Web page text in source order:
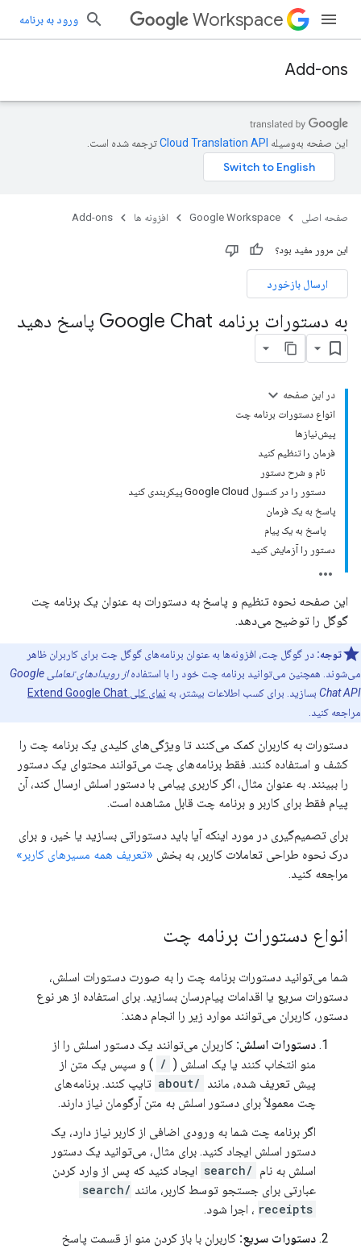
Workspace ورود به برنامه
Add-ons
این صفحه به‌وسیله ترجمه شده است.
صفحه اصلی Google Workspace افزونه ها Add-ons
این مرور مفید بود؟
ارسال بازخورد
به دستورات برنامه Google Chat پاسخ دهید
در این صفحه
انواع دستورات برنامه چت
پیش‌نیازها
فرمان را تنظیم کنید
نام و شرح دستور
دستور را در کنسول Google Cloud پیکربندی کنید
پاسخ به یک فرمان
پاسخ به یک پیام
دستور را آزمایش کنید
این صفحه نحوه تنظیم و پاسخ به دستورات به عنوان یک برنامه چت
گوگل را توضیح می‌دهد.
توجه: در گوگل چت، افزونه‌ها به عنوان برنامه‌های گوگل چت برای کاربران ظاهر
می‌شوند. همچنین می‌توانید برنامه چت خود را با استفاده
از رویدادهای تعاملی Google
Chat API بسازید. برای کسب اطلاعات بیشتر، به نمای کلی Extend Google Chat
مراجعه کنید.
دستورات به کاربران کمک می‌کنند تا ویژگی‌های کلیدی یک برنامه چت را
کشف و استفاده کنند. فقط برنامه‌های چت می‌توانند محتوای یک دستور
را ببینند. به عنوان مثال، اگر کاربری پیامی با دستور اسلش ارسال کند، آن
پیام فقط برای کاربر و برنامه چت قابل مشاهده است.
برای تصمیم‌گیری در مورد اینکه آیا باید دستوراتی بسازید یا خیر، و برای
درک نحوه طراحی تعاملات کاربر، به بخش «تعریف همه مسیرهای کاربر»
مراجعه کنید.
انواع دستورات برنامه چت
شما می‌توانید دستورات برنامه چت را به صورت دستورات اسلش،
دستورات سریع یا اقدامات پیام‌رسان بسازید. برای استفاده از هر نوع
دستور، کاربران می‌توانند موارد زیر را انجام دهند:
دستورات اسلش: ​​کاربران می‌توانند یک دستور اسلش را از
منو انتخاب کنند یا یک اسلش ( / ) و سپس یک متن از
پیش تعریف شده، مانند /about
تایپ کنند. برنامه‌های
چت معمولاً برای دستور اسلش به متن آرگومان نیاز دارند.
اگر برنامه چت شما به ورودی اضافی از کاربر نیاز دارد، یک
دستور اسلش ایجاد کنید. برای مثال، می‌توانید یک دستور
اسلش به نام /search
ایجاد کنید که پس از وارد کردن
عبارتی برای جستجو توسط کاربر، مانند
/search
receipts ، اجرا شود.
دستورات سریع: کاربران با باز کردن منو از قسمت پاسخ